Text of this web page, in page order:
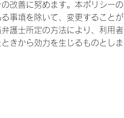
改善に努めます。本ポリシーの
事項を除いて、変更することが
護士所定の方法により、利用者
きから効力を生じるものとしま